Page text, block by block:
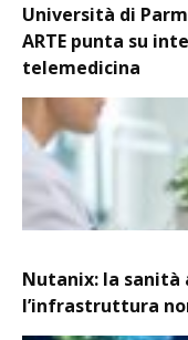
Università di
ARTE punta su
telemedicina
Nutanix: la sanità
l’infrastruttura